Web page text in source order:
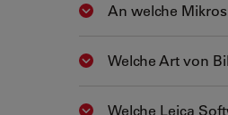
Show answer
An welche
Show answer
Welche Art von
Welche Leica